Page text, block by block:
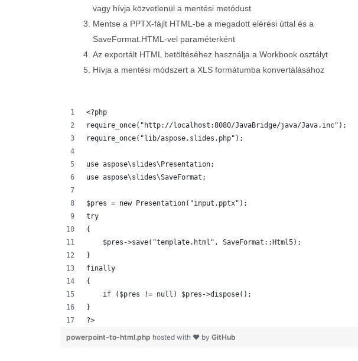
vagy hívja közvetlenül a mentési metódust
Mentse a PPTX-fájlt HTML-be a megadott elérési úttal és a
SaveFormat.HTML-vel paraméterként
Az exportált HTML betöltéséhez használja a Workbook osztályt
Hívja a mentési módszert a XLS formátumba konvertálásához
<?php
require_once("http://localhost:8080/JavaBridge/java/Java.inc");
require_once("lib/aspose.slides.php");
use aspose\slides\Presentation;
use aspose\slides\SaveFormat;
$pres = new Presentation("input.pptx");
try
{
    $pres->save("template.html", SaveFormat::Html5);
}
finally
{
    if ($pres != null) $pres->dispose();
}
?>
powerpoint-to-html.php hosted with ❤ by GitHub